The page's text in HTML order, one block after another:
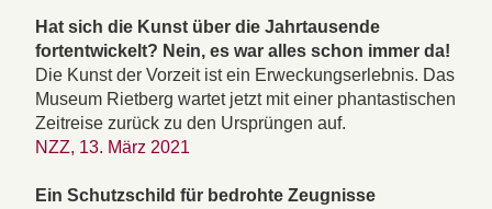
Hat sich die Kunst über die Jahrtausende
fortentwickelt? Nein, es war alles schon immer da!
Die Kunst der Vorzeit ist ein Erweckungserlebnis. Das
Museum Rietberg wartet jetzt mit einer phantastischen
Zeitreise zurück zu den Ursprüngen auf.
NZZ, 13. März 2021
Ein Schutzschild für bedrohte Zeugnisse